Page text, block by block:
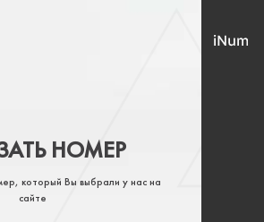
НОМЕР
который Вы выбрали у нас на
сайте